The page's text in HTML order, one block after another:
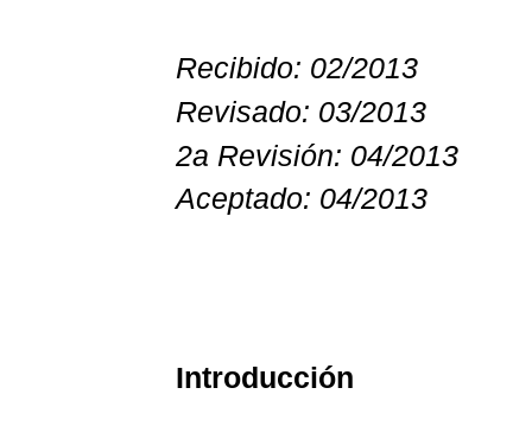
Recibido: 02/2013
Revisado: 03/2013
2a Revisión: 04/2013
Aceptado: 04/2013
Introducción